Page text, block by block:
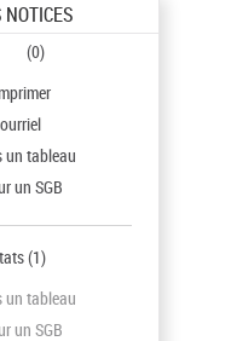
NOTICES
(0)
un tableau
un SGB
(1)
un tableau
un SGB